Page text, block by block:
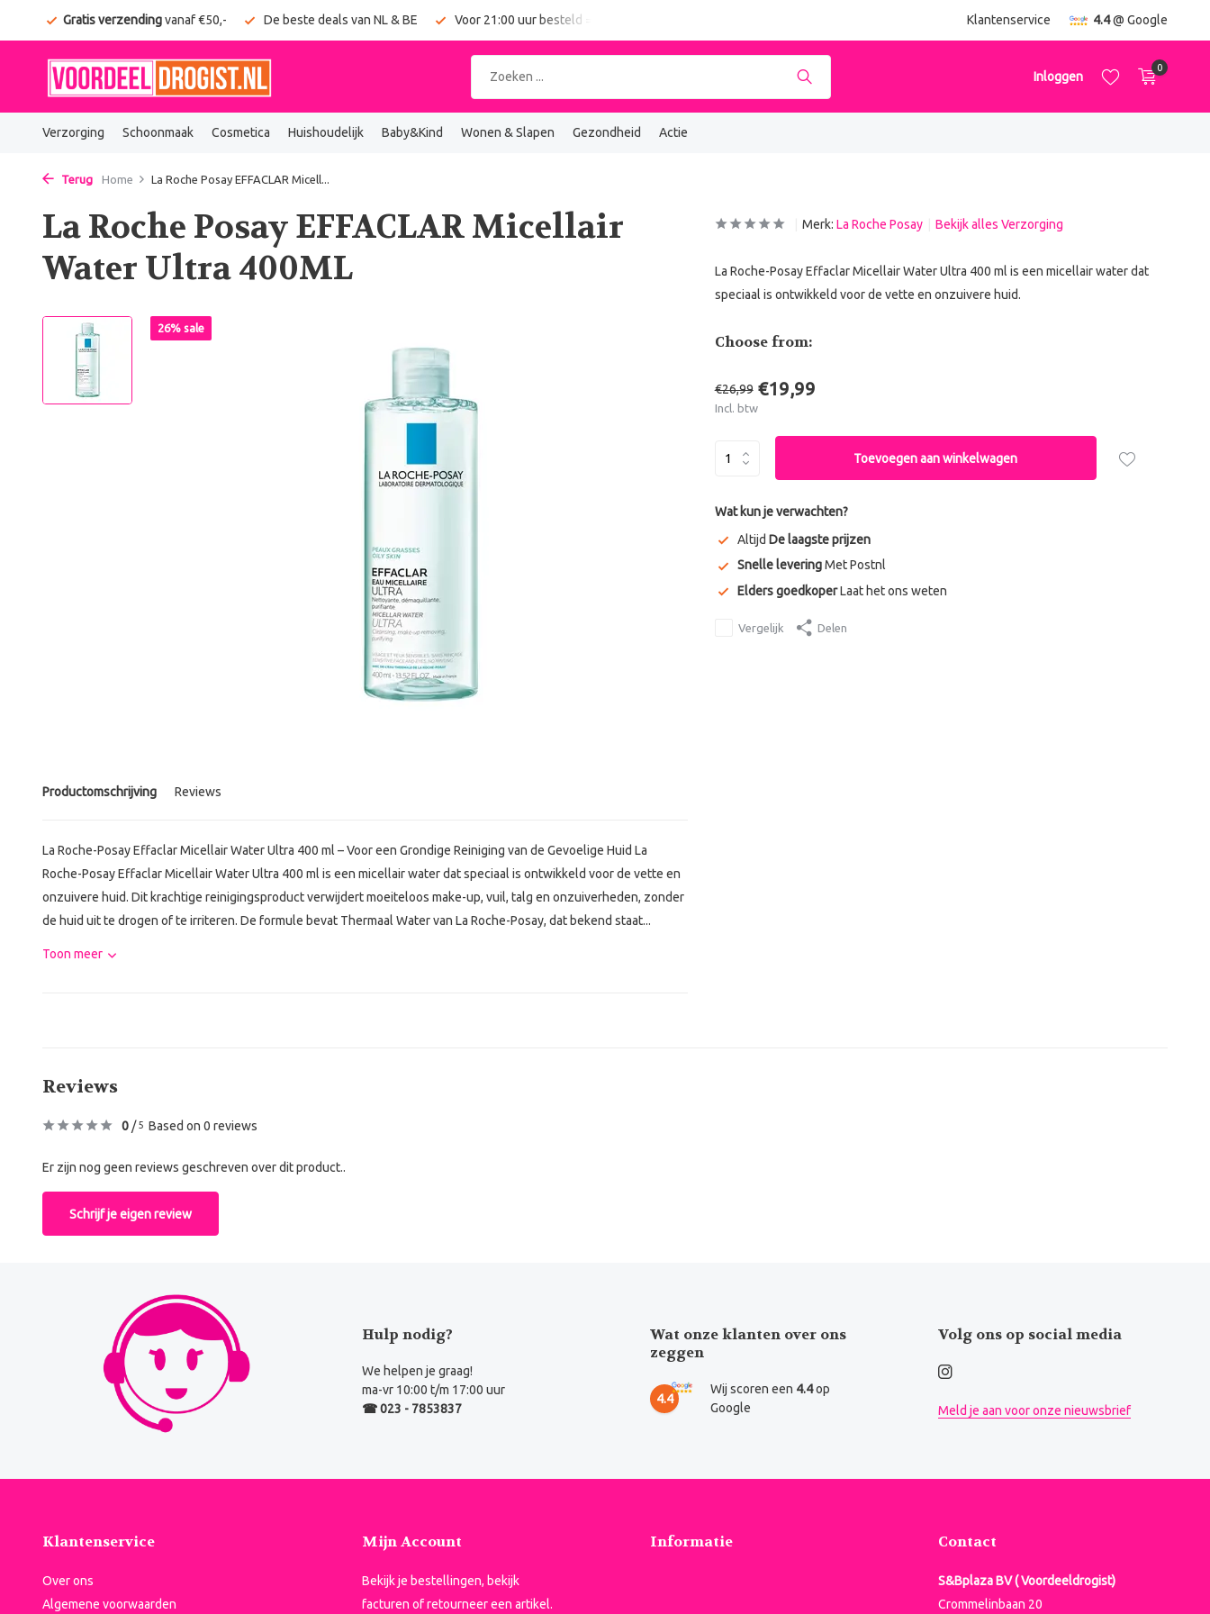
Gratis verzendingvanaf €50,- De beste deals van NL & BE Voor 21:00 uur besteld = vandaag verzonden Klantenservice 4.4@ Google
Inloggen
0
Verzorging Schoonmaak Cosmetica Huishoudelijk Baby&Kind Wonen & Slapen Gezondheid Actie
Terug Home La Roche Posay EFFACLAR Micell...
La Roche Posay EFFACLAR Micellair
Water Ultra 400ML
26% sale
Productomschrijving Reviews
La Roche-Posay Effaclar Micellair Water Ultra 400 ml – Voor een Grondige Reiniging van de Gevoelige Huid La
Roche-Posay Effaclar Micellair Water Ultra 400 ml is een micellair water dat speciaal is ontwikkeld voor de vette en
onzuivere huid. Dit krachtige reinigingsproduct verwijdert moeiteloos make-up, vuil, talg en onzuiverheden, zonder
de huid uit te drogen of te irriteren. De formule bevat Thermaal Water van La Roche-Posay, dat bekend staat...
Toon meer
Merk: La Roche Posay Bekijk alles Verzorging
La Roche-Posay Effaclar Micellair Water Ultra 400 ml is een micellair water dat
speciaal is ontwikkeld voor de vette en onzuivere huid.
Choose from:
€26,99 €19,99
Incl. btw
Toevoegen aan winkelwagen
Wat kun je verwachten?
Altijd De laagste prijzen
Snelle leveringMet Postnl
Elders goedkoperLaat het ons weten
Vergelijk Delen
Reviews
0 /5 Based on 0 reviews
Er zijn nog geen reviews geschreven over dit product..
Schrijf je eigen review
Hulp nodig?
We helpen je graag!
ma-vr 10:00 t/m 17:00 uur
☎ 023 - 7853837
Wat onze klanten over ons
zeggen
4.4
Wij scoren een 4.4op
Google
Volg ons op social media
Meld je aan voor onze nieuwsbrief
Klantenservice
Over ons
Algemene voorwaarden
Mijn Account
Bekijk je bestellingen, bekijk
facturen of retourneer een artikel.
Informatie Contact
S&Bplaza BV ( Voordeeldrogist)
Crommelinbaan 20